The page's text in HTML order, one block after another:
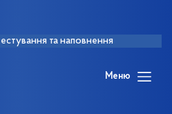
та наповнення
Меню